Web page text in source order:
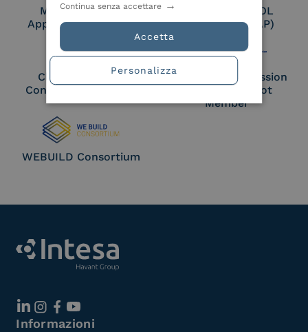
Membro Adobe
Approved Trust List
Certified PEPPOL
Access Point (AP)
Cloud Signature
Consortium Member
European Commission
Large Scale Pilot
Member
WEBUILD Consortium
Informazioni
Accetta
Continua senza accettare
Personalizza